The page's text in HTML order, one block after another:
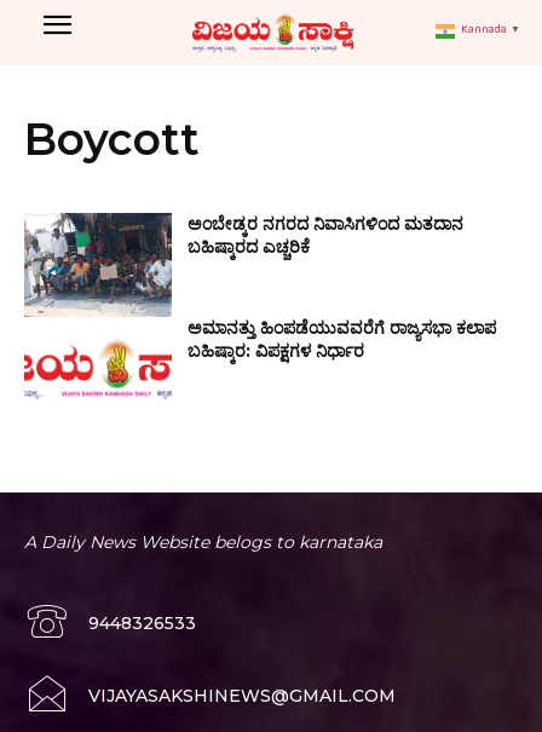
Boycott
ಅಂಬೇಡ್ಕರ ನಗರದ ನಿವಾಸಿಗಳಿಂದ ಮತದಾನ
ಬಹಿಷ್ಕಾರದ ಎಚ್ಚರಿಕೆ
ಅಮಾನತ್ತು ಹಿಂಪಡೆಯುವವರೆಗೆ ರಾಜ್ಯಸಭಾ ಕಲಾಪ
ಬಹಿಷ್ಕಾರ: ವಿಪಕ್ಷಗಳ ನಿರ್ಧಾರ
A Daily News Website belogs to karnataka
9448326533
VIJAYASAKSHINEWS@GMAIL.COM
Kannada ▼